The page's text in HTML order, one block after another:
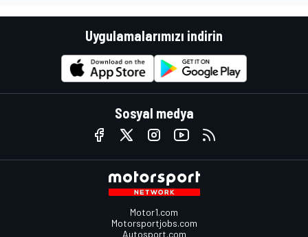
Uygulamalarımızı indirin
Sosyal medya
Motor1.com
Motorsportjobs.com
Autosport.com